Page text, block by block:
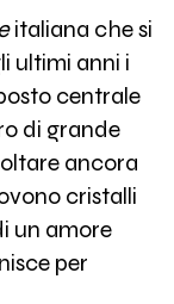
italiana che si
ultimi anni i
centrale
di grande
ancora
cristalli
un amore
per